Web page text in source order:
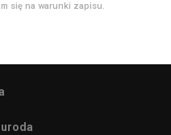
się na warunki zapisu.